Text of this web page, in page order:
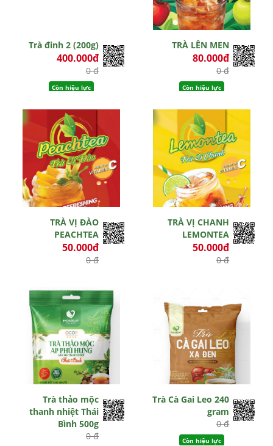
Trà đinh 2 (200g)
400.000đ
0 đ
Còn hiệu lực
TRÀ LÊN MEN
80.000đ
0 đ
Còn hiệu lực
TRÀ VỊ ĐÀO
PEACHTEA
50.000đ
0 đ
TRÀ VỊ CHANH
LEMONTEA
50.000đ
0 đ
Trà thảo mộc
thanh nhiệt Thái
Bình 500g
0 đ
Trà Cà Gai Leo 240
gram
0 đ
Còn hiệu lực